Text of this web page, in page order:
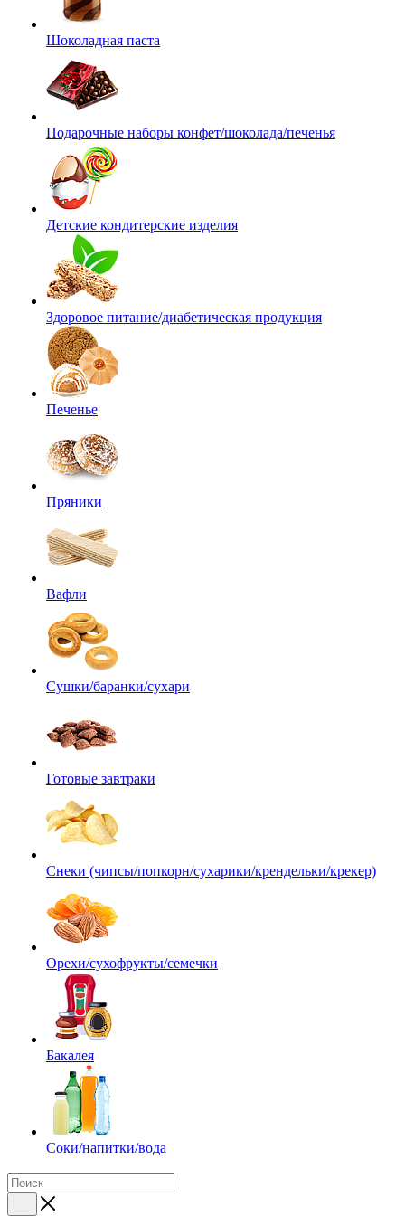
Шоколадная паста
Подарочные наборы конфет/шоколада/печенья
Детские кондитерские изделия
Здоровое питание/диабетическая продукция
Печенье
Пряники
Вафли
Сушки/баранки/сухари
Готовые завтраки
Снеки (чипсы/попкорн/сухарики/крендельки/крекер)
Орехи/сухофрукты/семечки
Бакалея
Соки/напитки/вода